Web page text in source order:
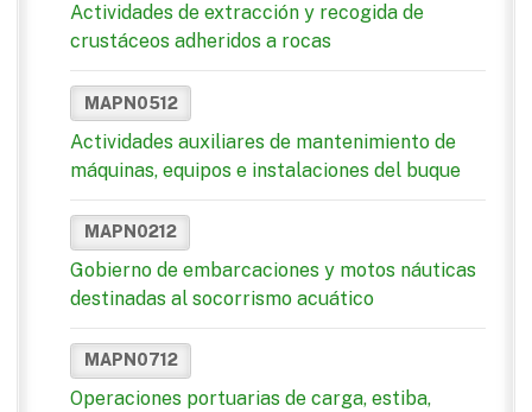
Actividades de extracción y recogida de
crustáceos adheridos a rocas
MAPN0512
Actividades auxiliares de mantenimiento de
máquinas, equipos e instalaciones del buque
MAPN0212
Gobierno de embarcaciones y motos náuticas
destinadas al socorrismo acuático
MAPN0712
Operaciones portuarias de carga, estiba,